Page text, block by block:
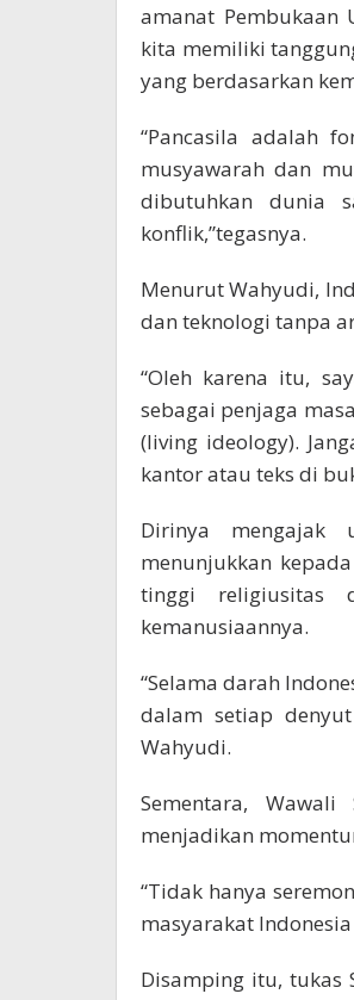
amanat Pembukaan
kita memiliki
yang berdasarkan
“Pancasila adalah
musyawarah dan
dibutuhkan dunia
konflik,”tegasnya.
Menurut Wahyudi,
dan teknologi tanpa
“Oleh karena itu,
sebagai penjaga
(living ideology).
kantor atau teks di
Dirinya mengajak
menunjukkan
tinggi religiusitas
kemanusiaannya.
“Selama darah
dalam setiap
Wahyudi.
Sementara,
menjadikan
“Tidak hanya
masyarakat
Disamping itu, tukas